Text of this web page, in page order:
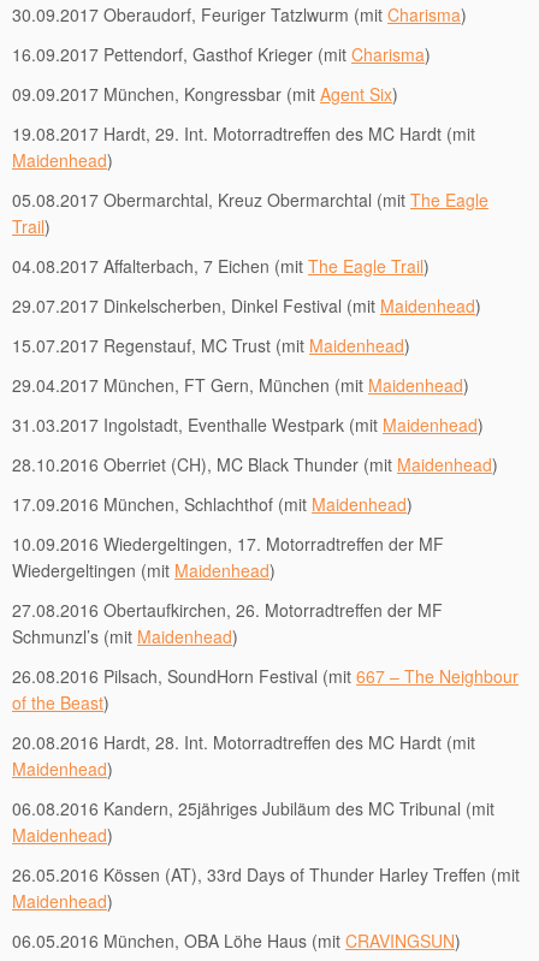
30.09.2017 Oberaudorf, Feuriger Tatzlwurm (mit Charisma)
16.09.2017 Pettendorf, Gasthof Krieger (mit Charisma)
09.09.2017 München, Kongressbar (mit Agent Six)
19.08.2017 Hardt, 29. Int. Motorradtreffen des MC Hardt (mit
Maidenhead)
05.08.2017 Obermarchtal, Kreuz Obermarchtal (mit The Eagle
Trail)
04.08.2017 Affalterbach, 7 Eichen (mit The Eagle Trail)
29.07.2017 Dinkelscherben, Dinkel Festival (mit Maidenhead)
15.07.2017 Regenstauf, MC Trust (mit Maidenhead)
29.04.2017 München, FT Gern, München (mit Maidenhead)
31.03.2017 Ingolstadt, Eventhalle Westpark (mit Maidenhead)
28.10.2016 Oberriet (CH), MC Black Thunder (mit Maidenhead)
17.09.2016 München, Schlachthof (mit Maidenhead)
10.09.2016 Wiedergeltingen, 17. Motorradtreffen der MF
Wiedergeltingen (mit Maidenhead)
27.08.2016 Obertaufkirchen, 26. Motorradtreffen der MF
Schmunzl’s (mit Maidenhead)
26.08.2016 Pilsach, SoundHorn Festival (mit 667 – The Neighbour
of the Beast)
20.08.2016 Hardt, 28. Int. Motorradtreffen des MC Hardt (mit
Maidenhead)
06.08.2016 Kandern, 25jähriges Jubiläum des MC Tribunal (mit
Maidenhead)
26.05.2016 Kössen (AT), 33rd Days of Thunder Harley Treffen (mit
Maidenhead)
06.05.2016 München, OBA Löhe Haus (mit CRAVINGSUN)